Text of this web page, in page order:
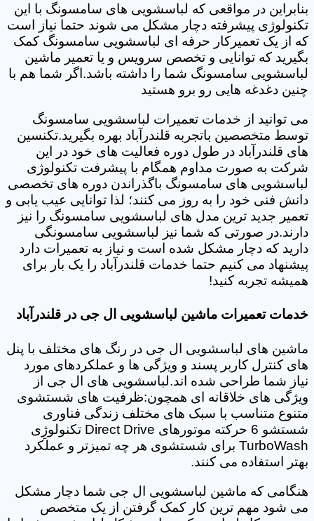
بنابراین در مواقعی که لباسشویی های سامسونگ با این
تکنولوژی پیشرفته دچار مشکل می شوند حتما نیاز است
که از یک تعمیرکار حرفه ای لباسشویی سامسونگ کمک
بگیرید که توانایی و تخصص سرویس و یا تعمیر ماشین
لباسشویی سامسونگ شما را داشته باشد.اگر شما هم با
چنین دغدغه هایی رو برو هستید
می توانید از خدمات تعمیرات لباسشویی سامسونگ
توسط متخصصین باتجربه قلندرآباد بهره بگیرید.تکنسین
های قلندرآباد در طول دوره فعالیت های خود در این
شرکت به صورت مداوم همگام با پیشرفت تکنولوژی
لباسشویی های سامسونگ باگذراندن دوره های تخصصی
دانش فنی خود را به روز می کنند؛ لذا توانایی عیب یابی و
تعمیر جدید ترین مدل های لباسشویی سامسونگ را نیز
دارند.در صورتی که شما نیز لباسشویی سامسونگی
دارید که دچار مشکل شده است و نیاز به تعمیرات دارد
پیشنهاد می کنیم حتما خدمات قلندرآباد را یک بار برای
همیشه تجربه کنید!
خدمات تعمیرات ماشین لباسشویی ال جی در قلندرآباد
ماشین های لباسشویی ال جی در رنگ های مختلف با پنل
های کنترل کاربر پسند و ویژگی ها و عملکردهای مورد
نیاز شما طراحی شده اند.لباسشویی های ال جی از
ویژگی های خلاقانه ای همچون:ظرفیت های شستشوی
متنوع متناسب با سبک های مختلف زندگی فناوری
شستشو 6 حرکته موتورهای Direct Drive تکنولوژِی
TurboWash برای شستشوی هر چه تمیزتر و عملکرد
بهتر استفاده می کنند.
هنگامی که ماشین لباسشویی ال جی شما دچار مشکل
می شود مهم ترین کار کمک گرفتن از یک متخصص